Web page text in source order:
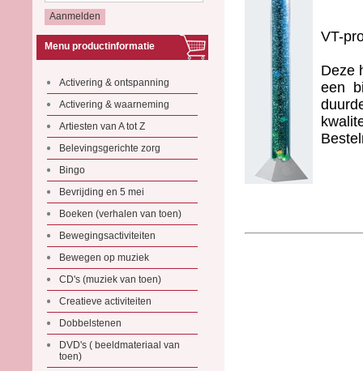
Menu productinformatie
Activering & ontspanning
Activering & waarneming
Artiesten van A tot Z
Belevingsgerichte zorg
Bingo
Bevrijding en 5 mei
Boeken (verhalen van toen)
Bewegingsactiviteiten
Bewegen op muziek
CD's (muziek van toen)
Creatieve activiteiten
Dobbelstenen
DVD's ( beeldmateriaal van
toen)
VT-
Deze
een